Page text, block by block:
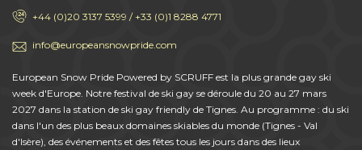
+44 (0)20 3137 5399 / +33 (0)1 8288 4771
info@europeansnowpride.com
European Snow Pride Powered by SCRUFF est la plus grande gay ski
week d'Europe. Notre festival de ski gay se déroule du 20 au 27 mars
2027 dans la station de ski gay friendly de Tignes. Au programme : du ski
dans l'un des plus beaux domaines skiables du monde (Tignes - Val
d'Isère), des événements et des fêtes tous les jours dans des lieux